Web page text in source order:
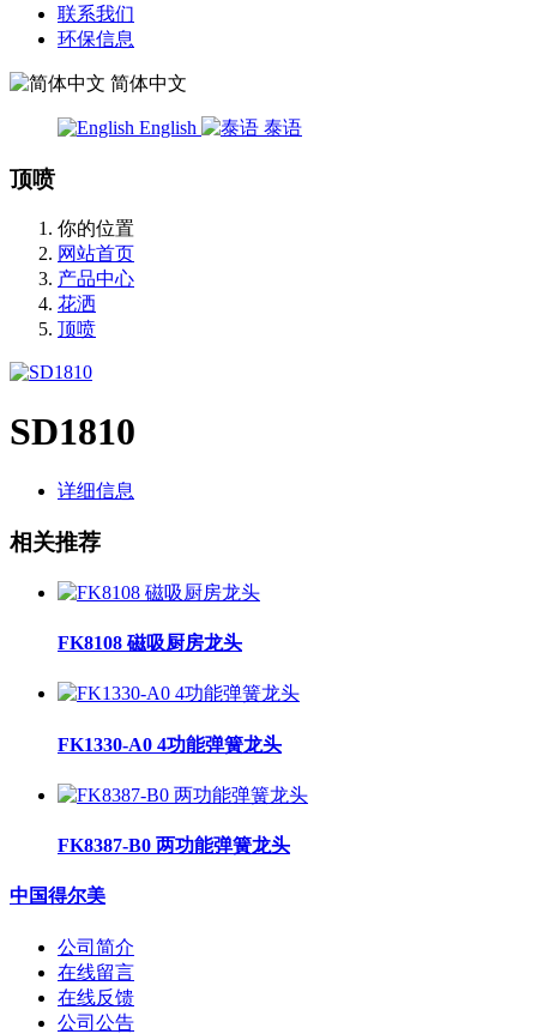
联系我们
环保信息
简体中文
English 泰语
顶喷
你的位置
网站首页
产品中心
花洒
顶喷
SD1810
详细信息
相关推荐
FK8108 磁吸厨房龙头
FK1330-A0 4功能弹簧龙头
FK8387-B0 两功能弹簧龙头
中国得尔美
公司简介
在线留言
在线反馈
公司公告